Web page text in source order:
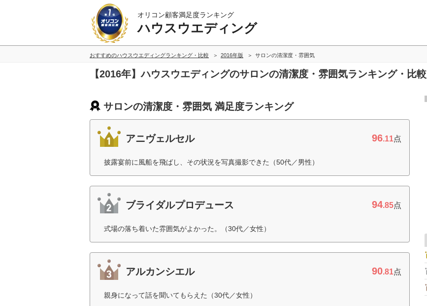
オリコン顧客満足度ランキング
ハウスウエディング
おすすめのハウスウエディングランキング・比較 2016年版 サロンの清潔度・雰囲気
【2016年】ハウスウエディングのサロンの清潔度・雰囲気ランキング・比較
サロンの清潔度・雰囲気 満足度ランキング
アニヴェルセル 96.11点
披露宴前に風船を飛ばし、その状況を写真撮影できた（50代／男性）
ブライダルプロデュース 94.85点
式場の落ち着いた雰囲気がよかった。（30代／女性）
アルカンシエル 90.81点
親身になって話を聞いてもらえた（30代／女性）